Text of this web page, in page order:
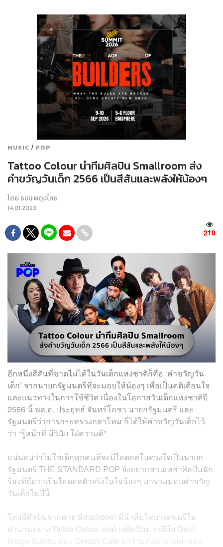
MUSIC / POP
Tattoo Colour นำทีมศิลปิน Smallroom ส่ง
คำขวัญวันเด็ก 2566 เป็นสีสันและพลังให้น้องๆ
โดย ธมน ผดุงไทย
14.01.2023
210
อีกหนึ่งสีสันที่ขาดไม่ได้ในวันเด็กแห่งชาติก็คือ ‘คำขวัญวัน
เด็ก’ จากนายกรัฐมนตรีที่จะมอบให้น้องๆ เพื่อเป็นคติเตือนใจ
และแนวทางในการใช้ชีวิต เนื่องในโอกาสวันเด็กแห่งชาติปี
2566 นี้ พล.อ. ประยุทธ์ จันทร์โอชา นายกรัฐมนตรี และ
รัฐมนตรีว่าการกระทรวงกลาโหม ก็ได้ให้คำขวัญวันเด็กไว้
ว่า “รู้หน้าที่ มีวินัย ใฝ่ความดี”
แน่นอนว่าไม่ใช่เด็กทุกคนที่จะมีไอดอลในดวงใจเป็นนายก
รัฐมนตรี THE STANDARD POP จึงอยากชวนเหล่าศิลปินนัก
ร้องที่ถือว่าเป็นไอดอลตัวจริงในใจน้องๆ มาร่วมมอบคำขวัญ
วันเด็กในปีนี้
โดยมีศิลปินจากค่าย Smallroom ที่นำทีมโดยวงดนตรีใน
ตำนานอย่าง Tattoo Colour ต่อด้วยศิลปินมากฝีมือ Dept,
Image Suthita และ Greasy Cafe มาร่วมส่งคำอวยพรและ